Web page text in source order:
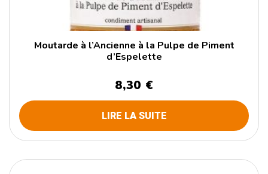
Moutarde à l’Ancienne à la Pulpe de Piment
d’Espelette
8,30 €
LIRE LA SUITE